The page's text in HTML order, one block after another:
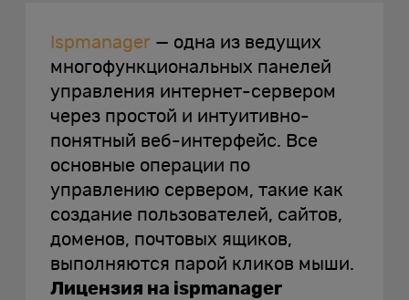
Ispmanager — одна из ведущих
многофункциональных панелей
управления интернет-сервером
через простой и интуитивно-
понятный веб-интерфейс. Все
основные операции по
управлению сервером, такие как
создание пользователей, сайтов,
доменов, почтовых ящиков,
выполняются парой кликов мыши.
Лицензия на ispmanager